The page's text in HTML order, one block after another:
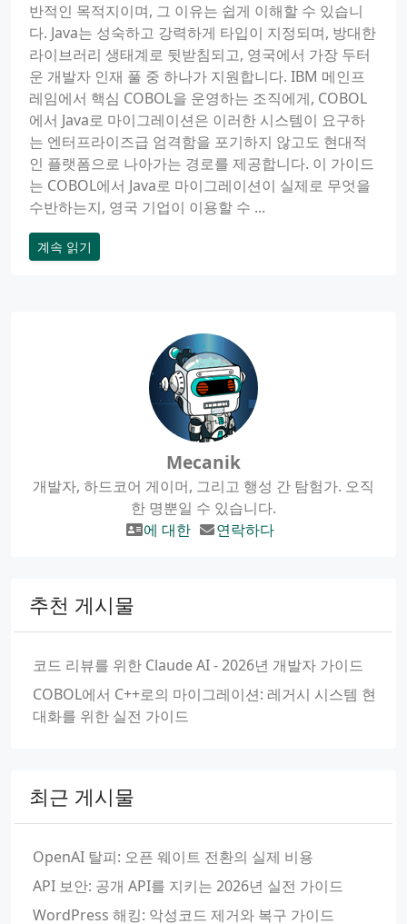
반적인 목적지이며, 그 이유는 쉽게 이해할 수 있습니
다. Java는 성숙하고 강력하게 타입이 지정되며, 방대한
라이브러리 생태계로 뒷받침되고, 영국에서 가장 두터
운 개발자 인재 풀 중 하나가 지원합니다. IBM 메인프
레임에서 핵심 COBOL을 운영하는 조직에게, COBOL
에서 Java로 마이그레이션은 이러한 시스템이 요구하
는 엔터프라이즈급 엄격함을 포기하지 않고도 현대적
인 플랫폼으로 나아가는 경로를 제공합니다. 이 가이드
는 COBOL에서 Java로 마이그레이션이 실제로 무엇을
수반하는지, 영국 기업이 이용할 수 ...
계속 읽기
Mecanik
개발자, 하드코어 게이머, 그리고 행성 간 탐험가. 오직
한 명뿐일 수 있습니다.
에 대한
연락하다
추천 게시물
코드 리뷰를 위한 Claude AI - 2026년 개발자 가이드
COBOL에서 C++로의 마이그레이션: 레거시 시스템 현
대화를 위한 실전 가이드
최근 게시물
OpenAI 탈피: 오픈 웨이트 전환의 실제 비용
API 보안: 공개 API를 지키는 2026년 실전 가이드
WordPress 해킹: 악성코드 제거와 복구 가이드